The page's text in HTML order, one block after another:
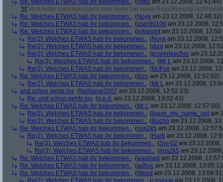
Re: Welches ETWAS hab ihr bekommen.. (rofflo am 23.12.2008, 12:41:44)
Vom Autor zurückgezogen oder Autor hat seine Registrierung nicht
Re: Welches ETWAS hab ihr bekommen.. (Noyx am 23.12.2008, 12:48:32)
Re: Welches ETWAS hab ihr bekommen.. (user96106 am 23.12.2008,
Re: Welches ETWAS hab ihr bekommen.. (infopoint am 23.12.2008,
Re(2): Welches ETWAS hab ihr bekommen.. (Noyx am 23.12.2008,
Re(2): Welches ETWAS hab ihr bekommen.. (dizo am 23.12.2008,
Re(2): Welches ETWAS hab ihr bekommen.. (powerleecher am
Re(3): Welches ETWAS hab ihr bekommen.. (Mr L am 23.12.2008,
Re(2): Welches ETWAS hab ihr bekommen.. (MJFox am 23.12.2008,
Re: Welches ETWAS hab ihr bekommen.. (dizo am 23.12.2008, 12:52:02)
Re(2): Welches ETWAS hab ihr bekommen.. (Mr L am 23.12.2008,
und schon gehts los (NoName2007 am 23.12.2008, 12:52:23)
Re: und schon gehts los (q.e.d. am 23.12.2008, 13:02:43)
Re: Welches ETWAS hab ihr bekommen.. (Mr L am 23.12.2008, 12:57:00)
Re(2): Welches ETWAS hab ihr bekommen.. ( leave_my_name_out am
Re(2): Welches ETWAS hab ihr bekommen.. (Bucho am 23.12.2008,
Re: Welches ETWAS hab ihr bekommen.. (nos2k5 am 23.12.2008,
Re(2): Welches ETWAS hab ihr bekommen.. (Harti am 23.12.2008,
Re(3): Welches ETWAS hab ihr bekommen.. (Srv-02 am 23.12.2008,
Re(3): Welches ETWAS hab ihr bekommen.. (nos2k5 am
Re: Welches ETWAS hab ihr bekommen.. (wasined am 23.12.2008,
Re: Welches ETWAS hab ihr bekommen.. (adhoc am 23.12.2008,
Re: Welches ETWAS hab ihr bekommen.. (Weed am 23.12.2008,
Re(2): Welches ETWAS hab ihr bekommen..
(casey.w am 23.12.2008,